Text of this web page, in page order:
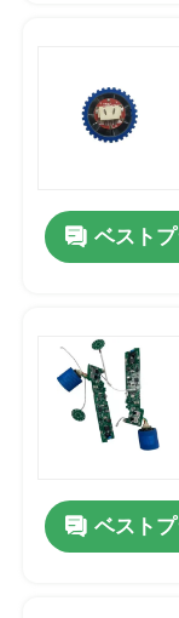
ベスト
ベスト